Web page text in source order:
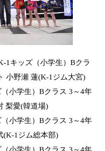
1キッズ（小学生）Bクラ
小野瀬 蓮(K-1ジム大宮)
小学生）Bクラス 3～4年
梨愛(韓道場)
小学生）Bクラス 3～4年
(K-1ジム総本部)